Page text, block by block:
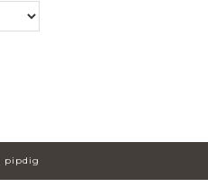
pipdig